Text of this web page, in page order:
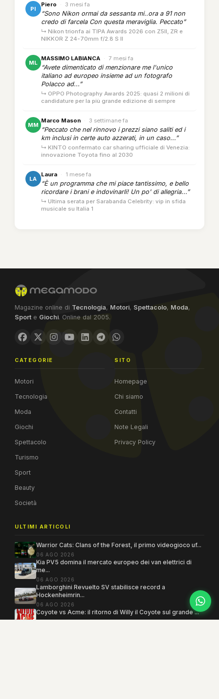
PI
Piero · 3 mesi fa
“Sono Nikon ormai da sessanta mi..ora a 91 non
credo di farcela Con questa meraviglia. Peccato”
↳ Nikon trionfa ai TIPA Awards 2026 con Z5II, ZR e
NIKKOR Z 24-70mm f/2.8 S II
ML
MASSIMO LABIANCA · 7 mesi fa
“Avete dimenticato di menzionare me l'unico
italiano ad europeo insieme ad un fotografo
Polacco ad...”
↳ OPPO Photography Awards 2025: quasi 2 milioni di
candidature per la più grande edizione di sempre
MM
Marco Mason · 3 settimane fa
“Peccato che nel rinnovo i prezzi siano saliti ed i
km inclusi in certe auto azzerati, in un caso...”
↳ KINTO confermato car sharing ufficiale di Venezia:
innovazione Toyota fino al 2030
LA
Laura · 1 mese fa
“È un programma che mi piace tantissimo, e bello
ricordare i brani e indovinarli! Un po' di allegria...”
↳ Ultima serata per Sarabanda Celebrity: vip in sfida
musicale su Italia 1
Magazine online di Tecnologia, Motori, Spettacolo, Moda,
Sport e Giochi. Online dal 2005.
CATEGORIE
Motori
Tecnologia
Moda
Giochi
Spettacolo
Turismo
Sport
Beauty
Società
SITO
Homepage
Chi siamo
Contatti
Note Legali
Privacy Policy
ULTIMI ARTICOLI
Warrior Cats: Clans of the Forest, il primo videogioco uf...
06 AGO 2026
Kia PV5 domina il mercato europeo dei van elettrici di
me...
06 AGO 2026
Lamborghini Revuelto SV stabilisce record a
Hockenheimrin...
06 AGO 2026
Coyote vs Acme: il ritorno di Willy il Coyote sul grande ...
06 AGO 2026